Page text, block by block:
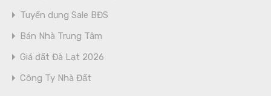
Tuyển dụng Sale BĐS
Bán Nhà Trung Tâm
Giá đất Đà Lạt 2026
Công Ty Nhà Đất